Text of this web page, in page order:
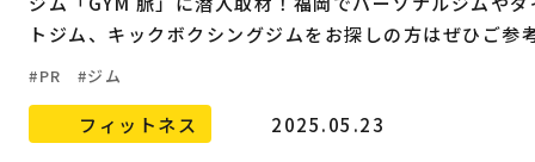
トジム、キックボクシングジムをお探しの方はぜひご参
PR ジム
フィットネス 2025.05.23